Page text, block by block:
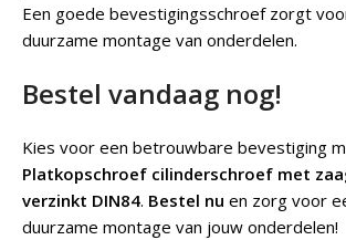
Een goede bevestigingsschroef zorgt
duurzame montage van onderdelen.
Bestel vandaag nog!
Kies voor een betrouwbare bevestiging
Platkopschroef cilinderschroef met
verzinkt DIN84. Bestel nu en zorg voor
duurzame montage van jouw onderdelen!